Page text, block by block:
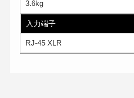
3.6kg
入力端子
RJ-45 XLR